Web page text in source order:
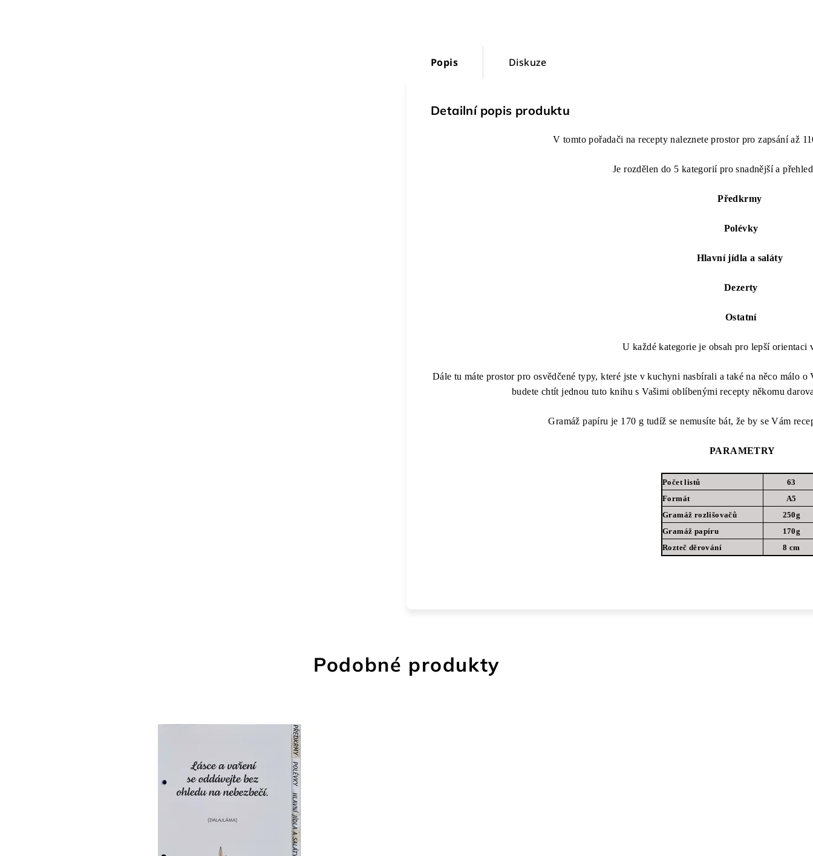
Popis Diskuze
Detailní popis produktu
V tomto pořadači na recepty naleznete prostor pro zapsání až
Je rozdělen do 5 kategorií pro snadnější a
Předkrmy
Polévky
Hlavní jídla a saláty
Dezerty
Ostatní
U každé kategorie je obsah pro lepší orientaci
Dále tu máte prostor pro osvědčené typy, které jste v kuchyni nasbírali a také na něco málo
budete chtít jednou tuto knihu s Vašimi oblíbenými recepty někomu
Gramáž papíru je 170 g tudíž se nemusíte bát, že by se Vám
PARAMETRY
Počet listů
63
Formát
A5
Gramáž rozlišovačů
250g
Gramáž papíru
170g
Rozteč děrování
8 cm
Podobné produkty